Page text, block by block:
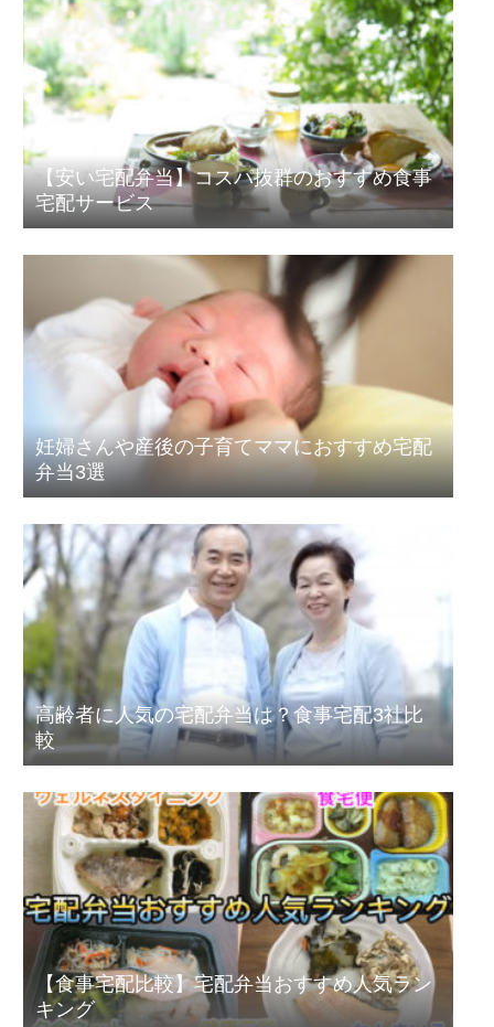
【安い宅配弁当】コスパ抜群のおすすめ食事
宅配サービス
妊婦さんや産後の子育てママにおすすめ宅配
弁当3選
高齢者に人気の宅配弁当は？食事宅配3社比
較
【食事宅配比較】宅配弁当おすすめ人気ラン
キング